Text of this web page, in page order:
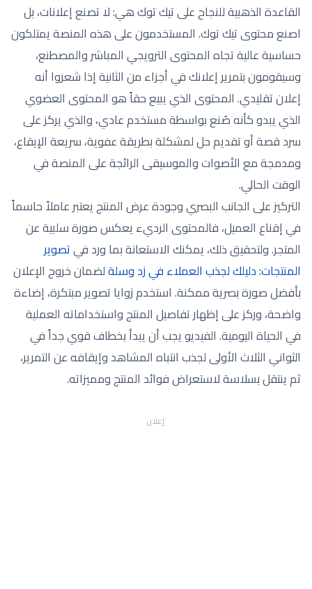
القاعدة الذهبية للنجاح على تيك توك هي: لا تصنع إعلانات، بل
اصنع محتوى تيك توك. المستخدمون على هذه المنصة يمتلكون
حساسية عالية تجاه المحتوى الترويجي المباشر والمصطنع،
وسيقومون بتمرير إعلانك في أجزاء من الثانية إذا شعروا أنه
إعلان تقليدي. المحتوى الذي يبيع حقاً هو المحتوى العضوي
الذي يبدو كأنه صُنع بواسطة مستخدم عادي، والذي يركز على
سرد قصة أو تقديم حل لمشكلة بطريقة عفوية، سريعة الإيقاع،
ومدمجة مع الأصوات والموسيقى الرائجة على المنصة في
الوقت الحالي.
التركيز على الجانب البصري وجودة عرض المنتج يعتبر عاملاً حاسماً
في إقناع العميل، فالمحتوى الرديء يعكس صورة سلبية عن
المتجر. ولتحقيق ذلك، يمكنك الاستعانة بما ورد فيتصوير
المنتجات: دليلك لجذب العملاء في زد وسلةلضمان خروج الإعلان
بأفضل صورة بصرية ممكنة. استخدم زوايا تصوير مبتكرة، إضاءة
واضحة، وركز على إظهار تفاصيل المنتج واستخداماته العملية
في الحياة اليومية. الفيديو يجب أن يبدأ بخطاف قوي جداً في
الثواني الثلاث الأولى لجذب انتباه المشاهد وإيقافه عن التمرير،
ثم ينتقل بسلاسة لاستعراض فوائد المنتج ومميزاته.
إعلان